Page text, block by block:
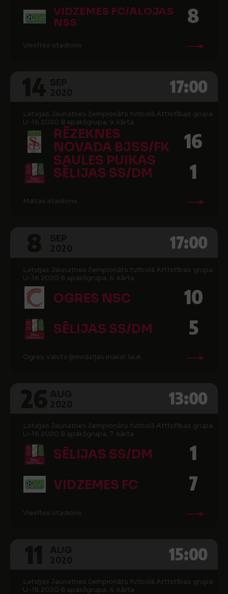
VIDZEMES FC/ALOJAS
NSS
8
Viesītes stadions
17:00
Latvijas Jaunatnes čempionāts futbolā Attīstības grupa
U-16 2020 B apakšgrupa, 9. kārta
RĒZEKNES
NOVADA BJSS/FK
SAULES PUIKAS
16
SĒLIJAS SS/DM 1
Maltas stadions
17:00
Latvijas Jaunatnes čempionāts futbolā Attīstības grupa
U-16 2020 B apakšgrupa, 6. kārta
OGRES NSC 10
SĒLIJAS SS/DM 5
Ogres Valsts ģimnāzijas māksl. lauk.
13:00
Latvijas Jaunatnes čempionāts futbolā Attīstības grupa
U-16 2020 B apakšgrupa, 7. kārta
SĒLIJAS SS/DM 1
VIDZEMES FC 7
Viesītes stadions
15:00
Latvijas Jaunatnes čempionāts futbolā Attīstības grupa
U-16 2020 B apakšgrupa, 4. kārta